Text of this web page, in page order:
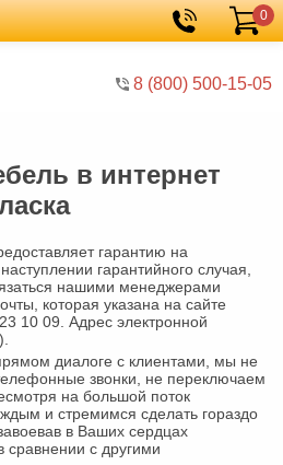
8 (800) 500-15-05
Корзина
0
в интернет
гарантию на
гарантийного случая,
нашими менеджерами
которая указана на сайте
10 09. Адрес электронной
).
диалоге с клиентами, мы не
звонки, не переключаем
на большой поток
и стремимся сделать гораздо
в Ваших сердцах
с другими